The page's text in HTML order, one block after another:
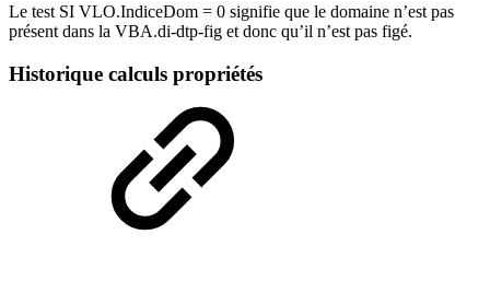
Le test SI VLO.IndiceDom = 0 signifie que le domaine n’est pas
présent dans la VBA.di-dtp-fig et donc qu’il n’est pas figé.
Historique calculs propriétés